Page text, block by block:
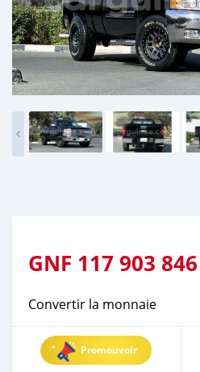
GNF 117 903 846
Convertir la monnaie
Promouvoir